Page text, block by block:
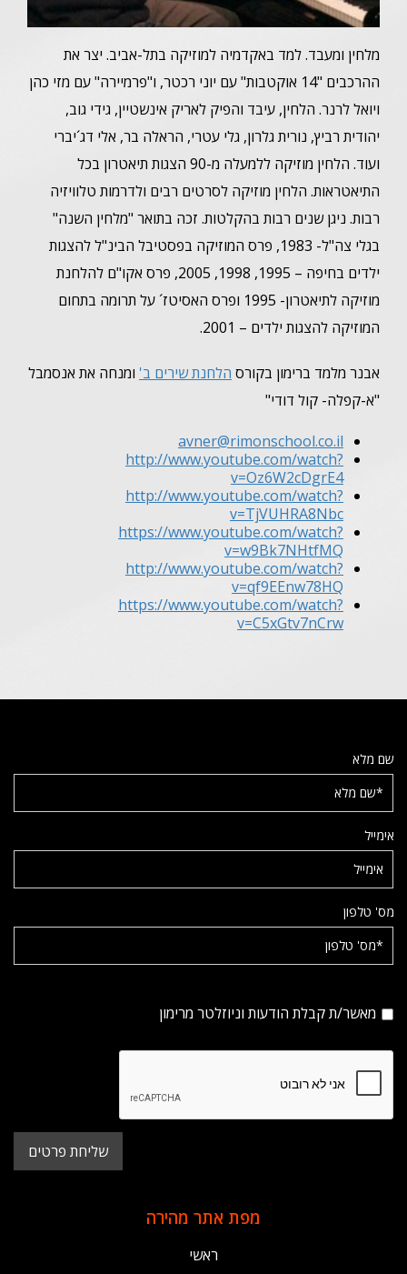
מלחין ומעבד. למד באקדמיה למוזיקה בתל-אביב. יצר את
ההרכבים "14 אוקטבות" עם יוני רכטר, ו"פרמיירה" עם מזי כהן
ויואל לרנר. הלחין, עיבד והפיק לאריק אינשטיין, גידי גוב,
יהודית רביץ, נורית גלרון, גלי עטרי, הראלה בר, אלי דג´יברי
ועוד. הלחין מוזיקה ללמעלה מ-90 הצגות תיאטרון בכל
התיאטראות. הלחין מוזיקה לסרטים רבים ולדרמות טלוויזיה
רבות. ניגן שנים רבות בהקלטות. זכה בתואר "מלחין השנה"
בגלי צה"ל- 1983, פרס המוזיקה בפסטיבל הבינ"ל להצגות
ילדים בחיפה – 1995, 1998, 2005, פרס אקו"ם להלחנת
מוזיקה לתיאטרון- 1995 ופרס האסיטז´ על תרומה בתחום
המוזיקה להצגות ילדים – 2001.
אבנר מלמד ברימון בקורס הלחנת שירים ב' ומנחה את אנסמבל
"א-קפלה- קול דודי"
avner@rimonschool.co.il
http://www.youtube.com/watch?
v=Oz6W2cDgrE4
http://www.youtube.com/watch?
v=TjVUHRA8Nbc
https://www.youtube.com/watch?
v=w9Bk7NHtfMQ
http://www.youtube.com/watch?
v=qf9EEnw78HQ
https://www.youtube.com/watch?
v=C5xGtv7nCrw
שם מלא
אימייל
מס' טלפון
מאשר/ת קבלת הודעות וניוזלטר מרימון
מפת אתר מהירה
ראשי